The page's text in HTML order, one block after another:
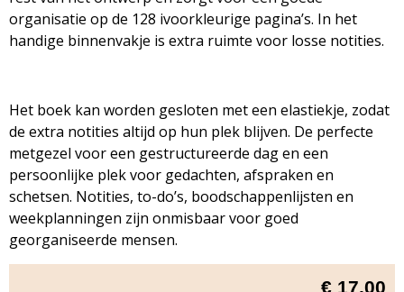
organisatie op de 128 ivoorkleurige pagina’s. In het
handige binnenvakje is extra ruimte voor losse notities.
Het boek kan worden gesloten met een elastiekje, zodat
de extra notities altijd op hun plek blijven. De perfecte
metgezel voor een gestructureerde dag en een
persoonlijke plek voor gedachten, afspraken en
schetsen. Notities, to-do’s, boodschappenlijsten en
weekplanningen zijn onmisbaar voor goed
georganiseerde mensen.
€ 17,00